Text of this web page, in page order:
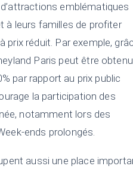
emblématiques
à leurs familles de profiter
prix réduit. Par exemple,
Paris peut être
par rapport au prix public
la participation des
notamment lors des
ends prolongés.
aussi une place